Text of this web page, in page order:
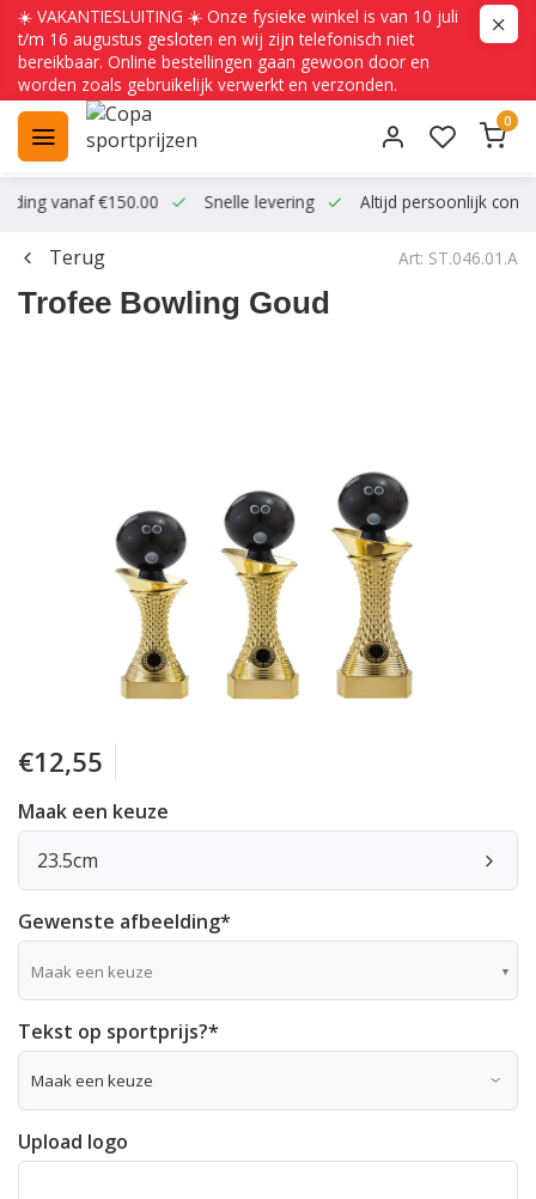
☀️ VAKANTIESLUITING ☀️ Onze fysieke winkel is van 10 juli
t/m 16 augustus gesloten en wij zijn telefonisch niet
bereikbaar. Online bestellingen gaan gewoon door en
worden zoals gebruikelijk verwerkt en verzonden.
0
vanaf €150.00 Snelle levering Altijd persoonlijk
Terug Art: ST.046.01.A
Trofee Bowling Goud
€12,55
Maak een keuze
23.5cm
Gewenste afbeelding*
Maak een keuze
Tekst op sportprijs?*
Upload logo